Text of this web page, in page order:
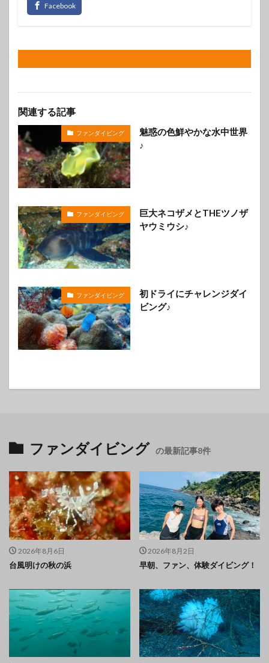
関連する記事
ファンダイビング
魅惑の色鮮やかな水中世界
♪
ファンダイビング
巨大ネコザメとTHEツノザ
ヤウミウシ♪
ファンダイビング
初ドライにチャレンジダイ
ビング♪
ファンダイビング の最新記事8件
2026年8月6日
台風明けの秋の浜
2026年8月2日
早朝、ファン、体験ダイビング！